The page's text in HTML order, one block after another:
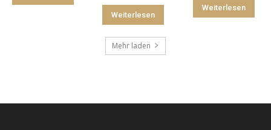
Weiterlesen
Weiterlesen
Mehr laden